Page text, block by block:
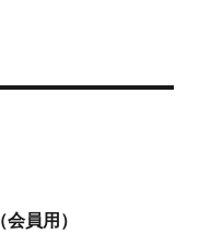
（会員用）